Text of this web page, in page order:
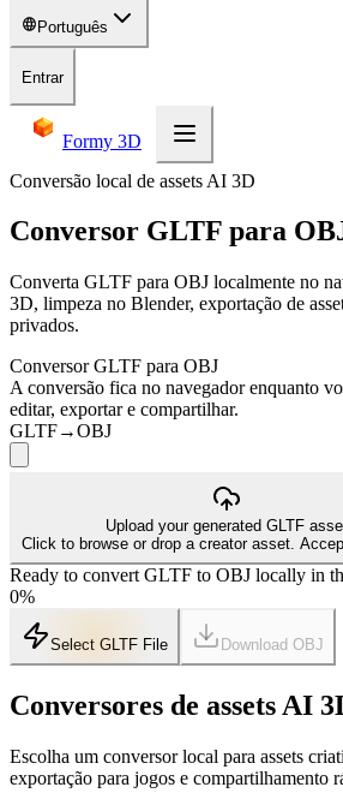
Português
Entrar
Formy 3D
Conversão local de assets AI 3D
Conversor GLTF para
Converta GLTF para OBJ localmente no
3D, limpeza no Blender, exportação de
privados.
Conversor GLTF para OBJ
A conversão fica no navegador enquanto
editar, exportar e compartilhar.
GLTF→OBJ
Upload your generated GLTF
Click to browse or drop a creator asset.
Ready to convert GLTF to OBJ locally in
0%
Select GLTF File Download OBJ
Conversores de assets AI
Escolha um conversor local para assets
exportação para jogos e compartilhamento